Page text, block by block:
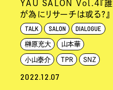
YAU SALON Vol.4『誰
が為にリサーチは或る？』
TALK
SALON DIALOGUE
榊原充大 山本華
小山泰介 TPR SNZ
2022.12.07